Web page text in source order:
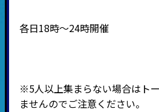
各日18時～24時開催
※5人以上集まらない場合はト
ませんのでご注意ください。